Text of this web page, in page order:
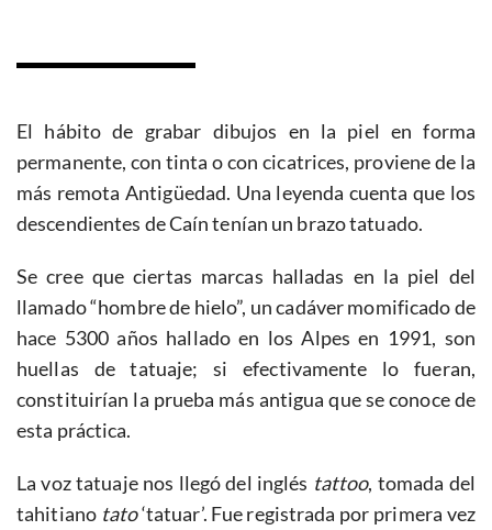
El hábito de grabar dibujos en la piel en forma
permanente, con tinta o con cicatrices, proviene de la
más remota Antigüedad. Una leyenda cuenta que los
descendientes de Caín tenían un brazo tatuado.
Se cree que ciertas marcas halladas en la piel del
llamado “hombre de hielo”, un cadáver momificado de
hace 5300 años hallado en los Alpes en 1991, son
huellas de tatuaje; si efectivamente lo fueran,
constituirían la prueba más antigua que se conoce de
esta práctica.
La voz tatuaje nos llegó del inglés tattoo, tomada del
tahitiano tato‘tatuar’. Fue registrada por primera vez